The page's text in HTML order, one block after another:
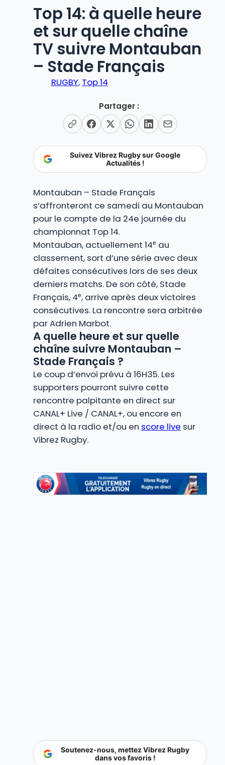
Top 14: à quelle heure
et sur quelle chaîne
TV suivre Montauban
– Stade Français
RUGBY, Top 14
Partager :
Suivez Vibrez Rugby sur Google
Actualités !
Montauban – Stade Français
s’affronteront ce samedi au Montauban
pour le compte de la 24e journée du
championnat Top 14.
Montauban, actuellement 14ᵉ au
classement, sort d’une série avec deux
défaites consécutives lors de ses deux
derniers matchs. De son côté, Stade
Français, 4ᵉ, arrive après deux victoires
consécutives. La rencontre sera arbitrée
par Adrien Marbot.
A quelle heure et sur quelle
chaîne suivre Montauban –
Stade Français ?
Le coup d’envoi prévu à 16H35. Les
supporters pourront suivre cette
rencontre palpitante en direct sur
CANAL+ Live / CANAL+, ou encore en
direct à la radio et/ou en score live sur
Vibrez Rugby.
Soutenez-nous, mettez Vibrez Rugby
dans vos favoris !